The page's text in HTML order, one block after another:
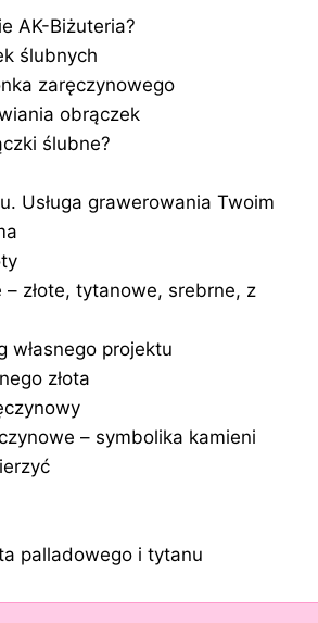
AK-Biżuteria?
ślubnych
zaręczynowego
obrączek
ślubne?
Usługa grawerowania Twoim
złote, tytanowe, srebrne, z
własnego projektu
złota
– symbolika kamieni
palladowego i tytanu